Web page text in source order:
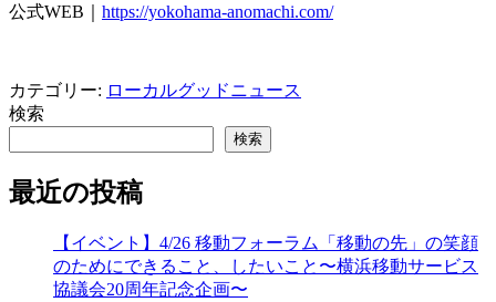
公式WEB｜ https://yokohama-anomachi.com/
カテゴリー: ローカルグッドニュース
検索
検索
最近の投稿
【イベント】4/26 移動フォーラム「移動の先」の笑顔
のためにできること、したいこと〜横浜移動サービス
協議会20周年記念企画〜